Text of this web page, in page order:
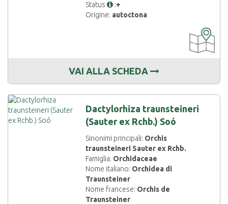
Status
:+
Origine: autoctona
DISPONIBILE
VAI ALLA SCHEDA
Dactylorhiza traunsteineri
(Sauter ex Rchb.) Soó
Sinonimi principali: Orchis
traunsteineri Sauter ex Rchb.
Famiglia: Orchidaceae
Nome italiano: Orchidea di
Traunsteiner
Nome francese: Orchis de
Traunsteiner